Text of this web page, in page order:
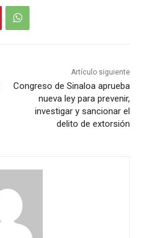
Artículo siguiente
Congreso de Sinaloa aprueba
nueva ley para prevenir,
investigar y sancionar el
delito de extorsión